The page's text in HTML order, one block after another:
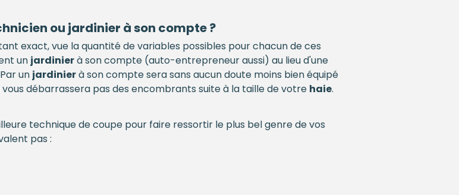
ou jardinier à son compte ?
exact, vue la quantité de variables possibles pour chacun de ces
un jardinierà son compte (auto-entrepreneur aussi) au lieu d'une
un jardinierà son compte sera sans aucun doute moins bien équipé
débarrassera pas des encombrants suite à la taille de votre haie.
technique de coupe pour faire ressortir le plus bel genre de vos
pas :